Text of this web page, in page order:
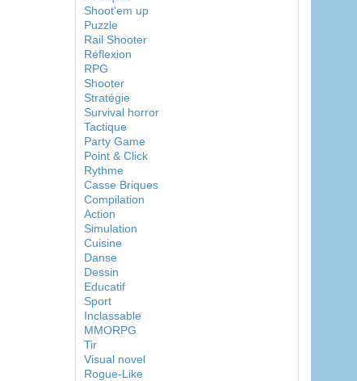
Shoot'em up
Puzzle
Rail Shooter
Réflexion
RPG
Shooter
Stratégie
Survival horror
Tactique
Party Game
Point & Click
Rythme
Casse Briques
Compilation
Action
Simulation
Cuisine
Danse
Dessin
Educatif
Sport
Inclassable
MMORPG
Tir
Visual novel
Rogue-Like